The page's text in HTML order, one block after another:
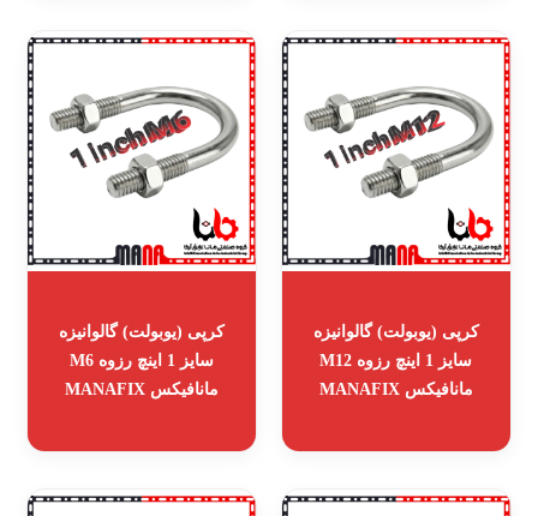
کرپی (یوبولت) گالوانیزه
سایز 1 اینچ رزوه M12
مانافیکس MANAFIX
کرپی (یوبولت) گالوانیزه
سایز 1 اینچ رزوه M6
مانافیکس MANAFIX